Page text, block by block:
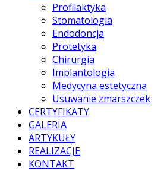
Profilaktyka
Stomatologia
Endodoncja
Protetyka
Chirurgia
Implantologia
Medycyna estetyczna
Usuwanie zmarszczek
CERTYFIKATY
GALERIA
ARTYKUŁY
REALIZACJE
KONTAKT